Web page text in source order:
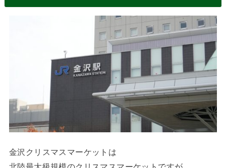
金沢クリスマスマーケットは